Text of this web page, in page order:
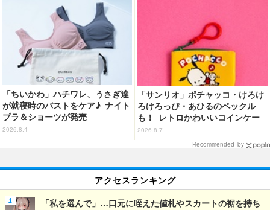
「ちいかわ」ハチワレ、うさぎ達
が就寝時のバストをケア♪ ナイト
ブラ＆ショーツが発売
2026.8.4
「サンリオ」ポチャッコ・けろけ
ろけろっぴ・あひるのペックル
も！ レトロかわいいコインケー
ス第2弾がカプセルトイに登場♪
2026.8.7
Recommended by
アクセスランキング
「私を選んで」…口元に咥えた値札やスカートの裾を持ち